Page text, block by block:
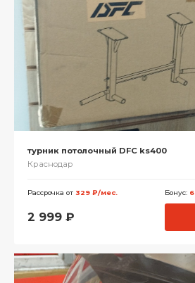
турник потолочный DFC ks400
Краснодар
Рассрочка от 329 ₽/мес. Бонус:
2 999 ₽